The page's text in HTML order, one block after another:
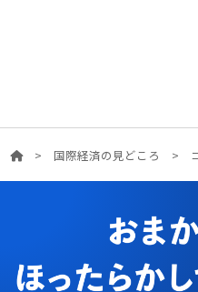
> 国際経済の見どころ >